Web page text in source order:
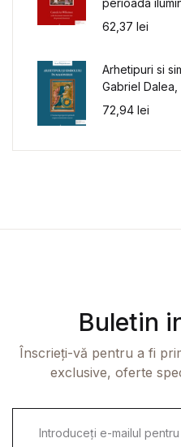
perioada
62,37 lei
Arhetipuri si
Gabriel
72,94 lei
Buletin
Înscrieți-vă pentru a fi
exclusive, oferte